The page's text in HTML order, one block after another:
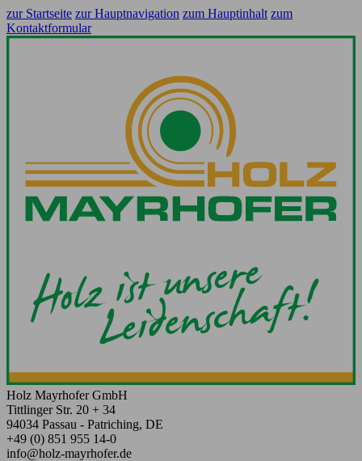
zur Startseite zur Hauptnavigation zum Hauptinhalt zum
Kontaktformular
Holz Mayrhofer GmbH
Tittlinger Str. 20 + 34
94034 Passau - Patriching, DE
+49 (0) 851 955 14-0
info@holz-mayrhofer.de